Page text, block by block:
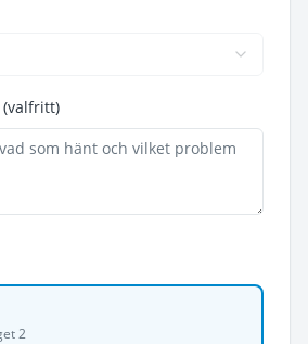
(valfritt)
2